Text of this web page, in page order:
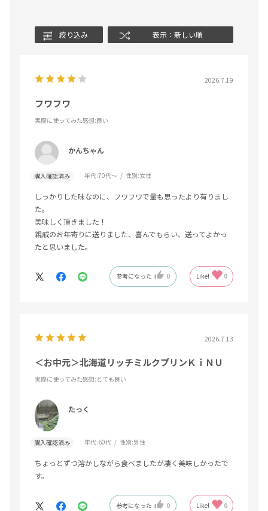
絞り込み 表示：新しい順
2026.7.19
フワフワ
実際に使ってみた感想:良い
かんちゃん
購入確認済み 年代:70代～ 性別:女性
しっかりした味なのに、フワフワで量も思ったより有りまし
た。
美味しく頂きました！
親戚のお年寄りに送りました、喜んでもらい、送ってよかっ
たと思いました。
参考になった 0 Like! 0
2026.7.13
＜お中元＞北海道リッチミルクプリンＫｉＮＵ
実際に使ってみた感想:とても良い
たっく
購入確認済み 年代:60代 性別:男性
ちょっとずつ溶かしながら食べましたが凄く美味しかったで
す。
参考になった 0 Like! 0